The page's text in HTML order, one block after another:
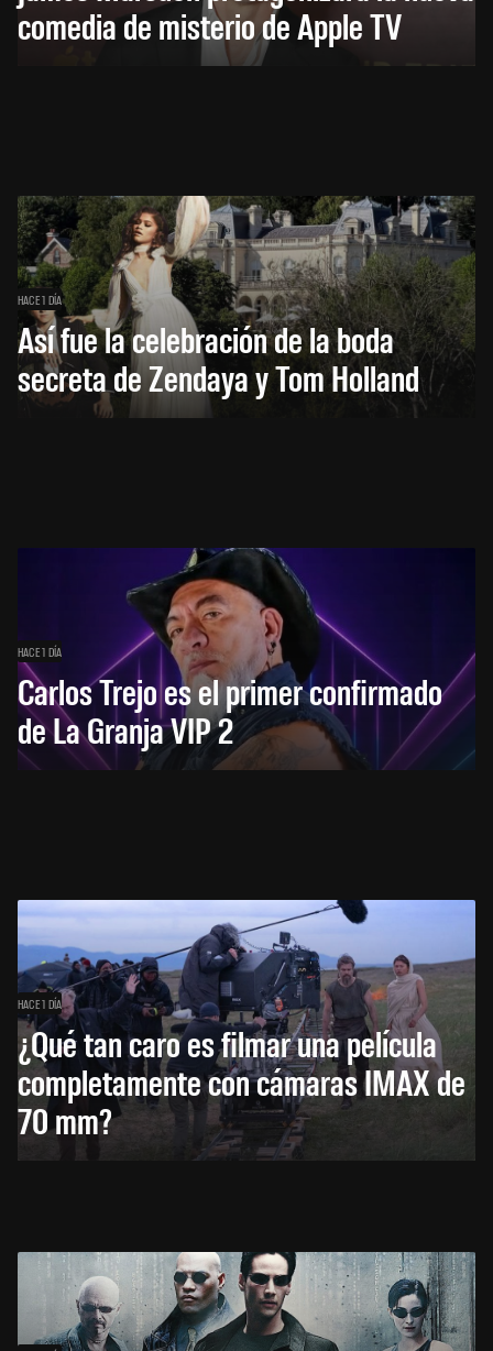
comedia de misterio de Apple TV
HACE 1 DÍA
Así fue la celebración de la boda
secreta de Zendaya y Tom Holland
HACE 1 DÍA
Carlos Trejo es el primer confirmado
de La Granja VIP 2
HACE 1 DÍA
¿Qué tan caro es filmar una película
completamente con cámaras IMAX de
70 mm?